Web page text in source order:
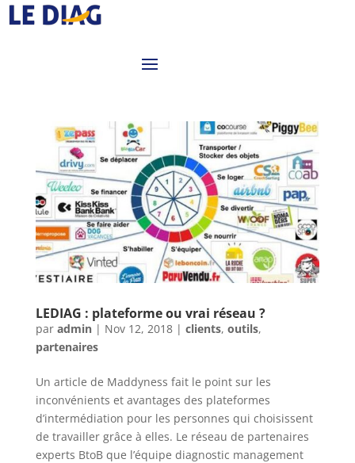
LEDIAG : plateforme ou vrai réseau ?
par admin| Nov 12, 2018| clients, outils,
partenaires
Un article de Maddyness fait le point sur les
inconvénients et avantages des plateformes
d’intermédiation pour les personnes qui choisissent
de travailler grâce à elles. Le réseau de partenaires
experts BtoB que l’équipe diagnostic management